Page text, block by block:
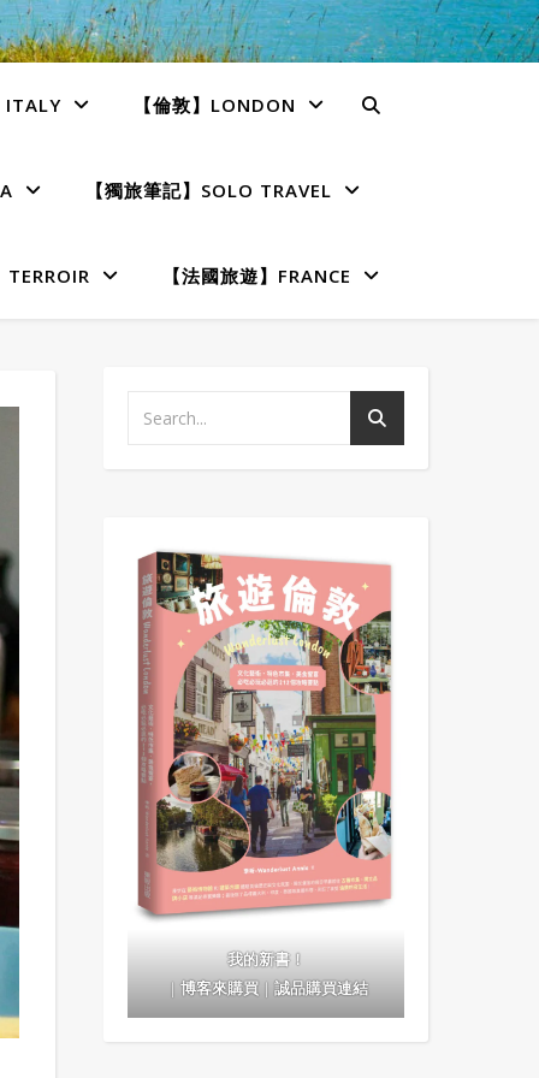
ITALY 【倫敦】LONDON
【獨旅筆記】SOLO TRAVEL
TERROIR 【法國旅遊】FRANCE
我的新書！
｜博客來購買｜誠品購買連結